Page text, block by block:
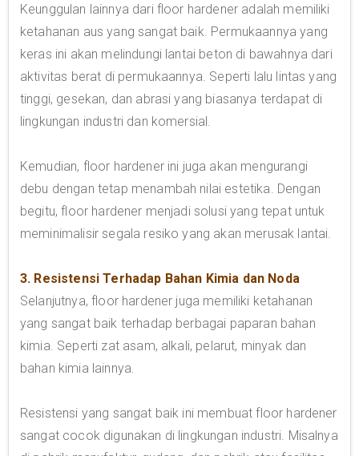
Keunggulan lainnya dari floor hardener adalah memiliki
ketahanan aus yang sangat baik. Permukaannya yang
keras ini akan melindungi lantai beton di bawahnya dari
aktivitas berat di permukaannya. Seperti lalu lintas yang
tinggi, gesekan, dan abrasi yang biasanya terdapat di
lingkungan industri dan komersial.
Kemudian, floor hardener ini juga akan mengurangi
debu dengan tetap menambah nilai estetika. Dengan
begitu, floor hardener menjadi solusi yang tepat untuk
meminimalisir segala resiko yang akan merusak lantai.
3. Resistensi Terhadap Bahan Kimia dan Noda
Selanjutnya, floor hardener juga memiliki ketahanan
yang sangat baik terhadap berbagai paparan bahan
kimia. Seperti zat asam, alkali, pelarut, minyak dan
bahan kimia lainnya.
Resistensi yang sangat baik ini membuat floor hardener
sangat cocok digunakan di lingkungan industri. Misalnya